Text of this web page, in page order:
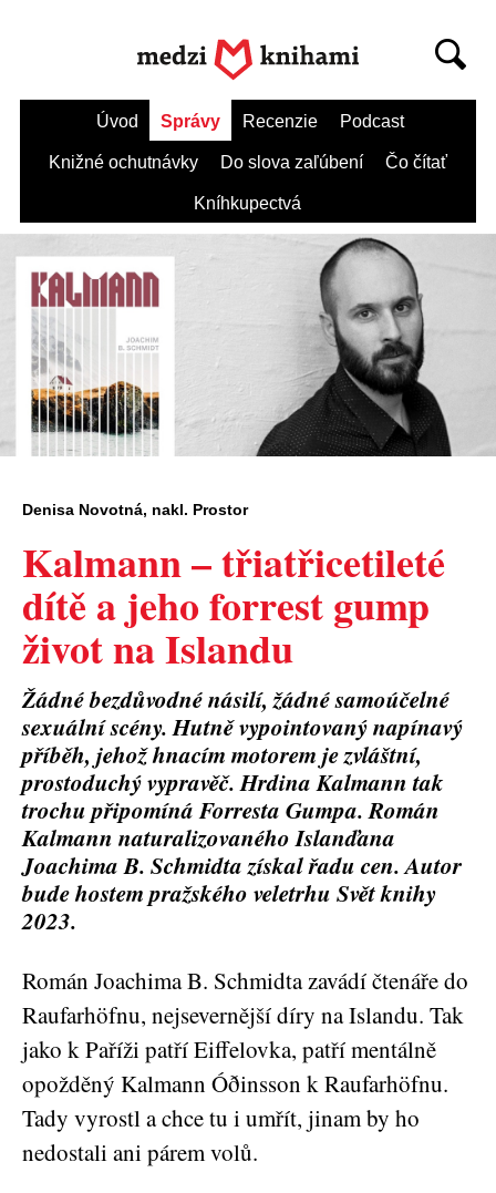
Úvod Správy Recenzie Podcast
Knižné ochutnávky Do slova zaľúbení Čo čítať
Kníhkupectvá
Denisa Novotná, nakl. Prostor
Kalmann – třiatřicetileté
dítě a jeho forrest gump
život na Islandu
Žádné bezdůvodné násilí, žádné samoúčelné
sexuální scény. Hutně vypointovaný napínavý
příběh, jehož hnacím motorem je zvláštní,
prostoduchý vypravěč. Hrdina Kalmann tak
trochu připomíná Forresta Gumpa. Román
Kalmann naturalizovaného Islanďana
Joachima B. Schmidta získal řadu cen. Autor
bude hostem pražského veletrhu Svět knihy
2023.
Román Joachima B. Schmidta zavádí čtenáře do
Raufarhöfnu, nejsevernější díry na Islandu. Tak
jako k Paříži patří Eiffelovka, patří mentálně
opožděný Kalmann Óðinsson k Raufarhöfnu.
Tady vyrostl a chce tu i umřít, jinam by ho
nedostali ani párem volů.